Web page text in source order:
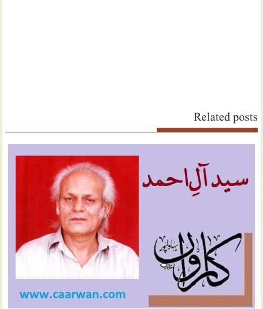
Related posts